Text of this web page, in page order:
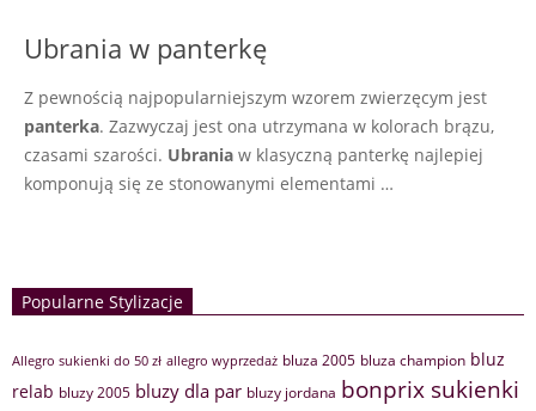
Ubrania w panterkę
Z pewnością najpopularniejszym wzorem zwierzęcym jest
panterka. Zazwyczaj jest ona utrzymana w kolorach brązu,
czasami szarości. Ubrania w klasyczną panterkę najlepiej
komponują się ze stonowanymi elementami …
Popularne Stylizacje
Allegro sukienki do 50 zł allegro wyprzedaż bluza 2005 bluza champion bluz
relab bluzy 2005 bluzy dla par bluzy jordana bonprix sukienki